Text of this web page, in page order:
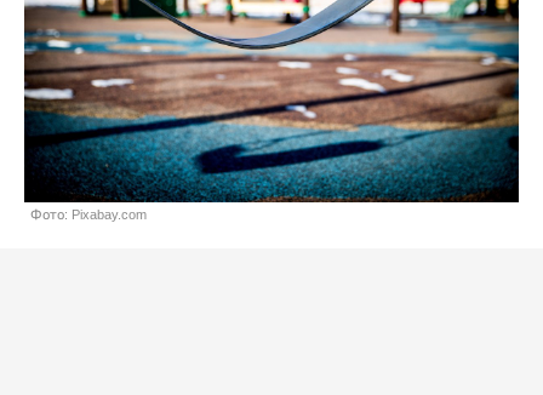
Фото: Pixabay.com